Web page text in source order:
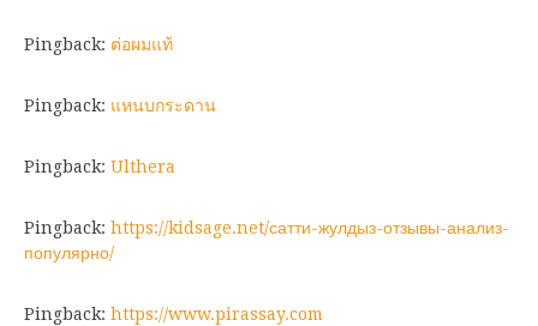
Pingback: ต่อผมแท้
Pingback: แหนบกระดาน
Pingback: Ulthera
Pingback: https://kidsage.net/сатти-жулдыз-отзывы-анализ-
популярно/
Pingback: https://www.pirassay.com